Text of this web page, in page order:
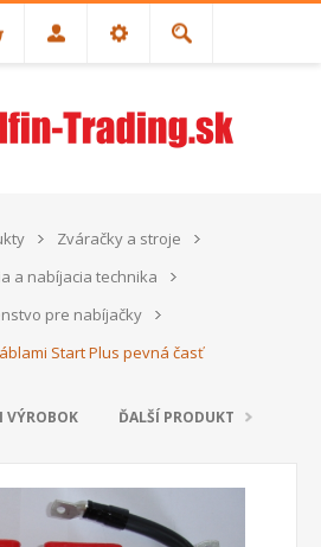
Zváračky a stroje
a nabíjacia technika
pre nabíjačky
Start Plus pevná časť
VÝROBOK ĎALŠÍ PRODUKT